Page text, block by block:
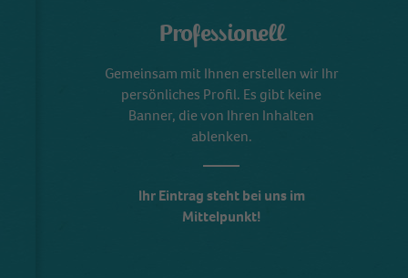
Professionell
Gemeinsam mit Ihnen erstellen wir Ihr
persönliches Profil. Es gibt keine
Banner, die von Ihren Inhalten
ablenken.
Ihr Eintrag steht bei uns im
Mittelpunkt!